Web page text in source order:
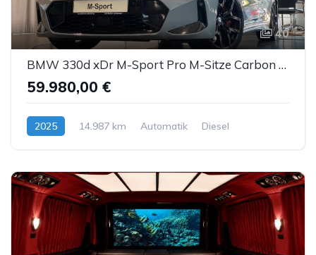
40
BMW 330d xDr M-Sport Pro M-Sitze Carbon ACC AHK Sthz
59.980,00 €
2025 14.987 km Automatik Diesel